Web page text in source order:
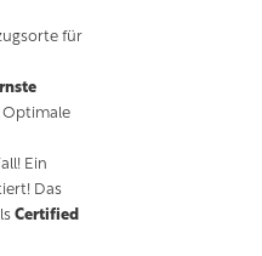
für
Optimale
Ein
Das
Certified